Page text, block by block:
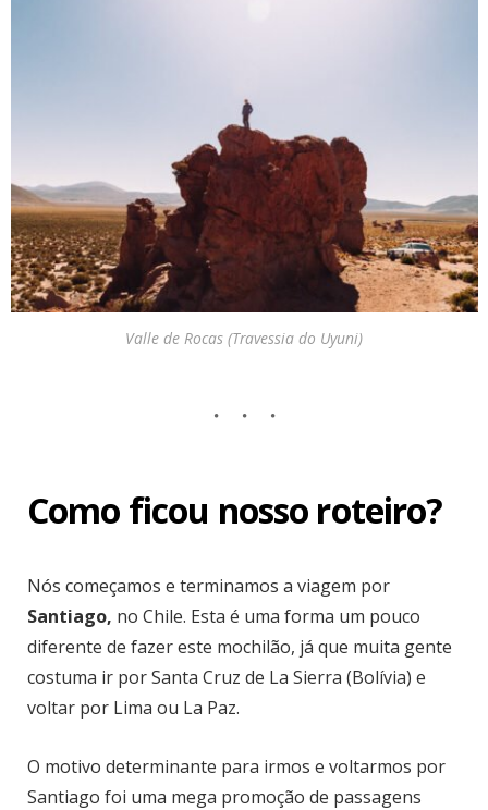
Valle de Rocas (Travessia do Uyuni)
Como ficou nosso roteiro?
Nós começamos e terminamos a viagem por
Santiago, no Chile. Esta é uma forma um pouco
diferente de fazer este mochilão, já que muita gente
costuma ir por Santa Cruz de La Sierra (Bolívia) e
voltar por Lima ou La Paz.
O motivo determinante para irmos e voltarmos por
Santiago foi uma mega promoção de passagens